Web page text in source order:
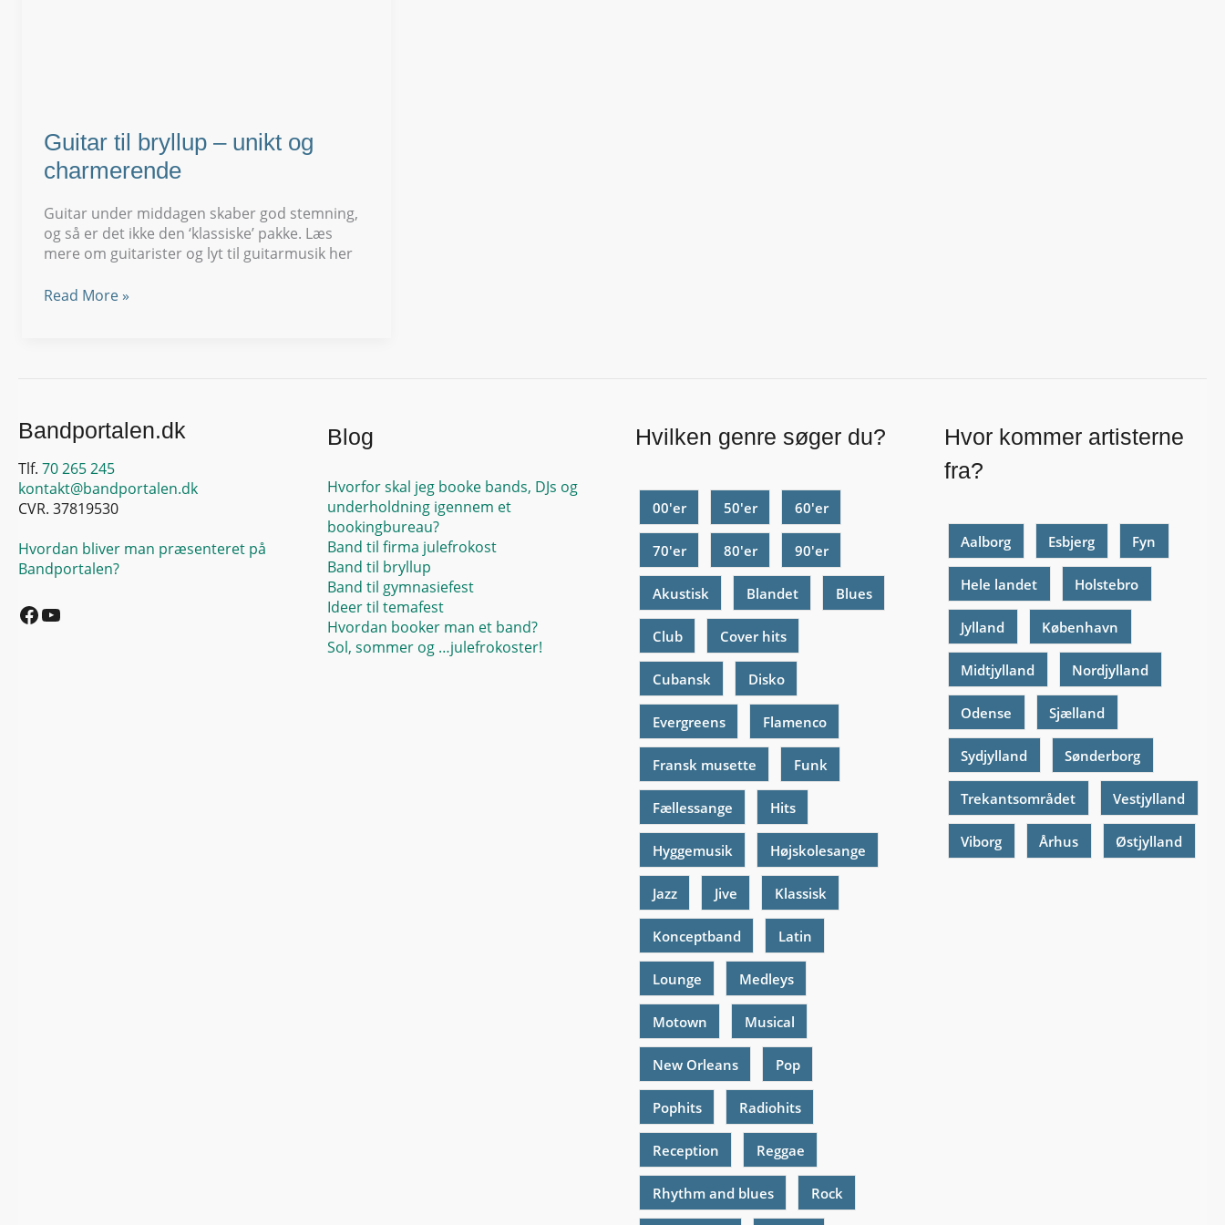
Guitar til bryllup – unikt og
charmerende
Guitar under middagen skaber god stemning,
og så er det ikke den ‘klassiske’ pakke. Læs
mere om guitarister og lyt til guitarmusik her
Guitar
Read More »
Bandportalen.dk
Tlf. 70 265 245
kontakt@bandportalen.dk
CVR. 37819530
Hvordan bliver man præsenteret på
Bandportalen?
Facebook
Blog
Hvorfor skal jeg booke bands, DJs og
underholdning igennem et
bookingbureau?
Band til firma julefrokost
Band til bryllup
Band til gymnasiefest
Ideer til temafest
Hvordan booker man et band?
Sol, sommer og …julefrokoster!
Hvilken genre søger du?
00'er 50'er 60'er
70'er 80'er 90'er
Akustisk Blandet Blues
Club Cover hits
Cubansk Disko
Evergreens Flamenco
Fransk musette Funk
Fællessange Hits
Hyggemusik Højskolesange
Jazz Jive Klassisk
Konceptband Latin
Lounge Medleys
Motown Musical
New Orleans Pop
Pophits Radiohits
Reception Reggae
Rhythm and blues Rock
Hvor kommer artisterne
fra?
Aalborg Esbjerg Fyn
Hele landet Holstebro
Jylland København
Midtjylland Nordjylland
Odense Sjælland
Sydjylland Sønderborg
Trekantsområdet Vestjylland
Viborg Århus Østjylland